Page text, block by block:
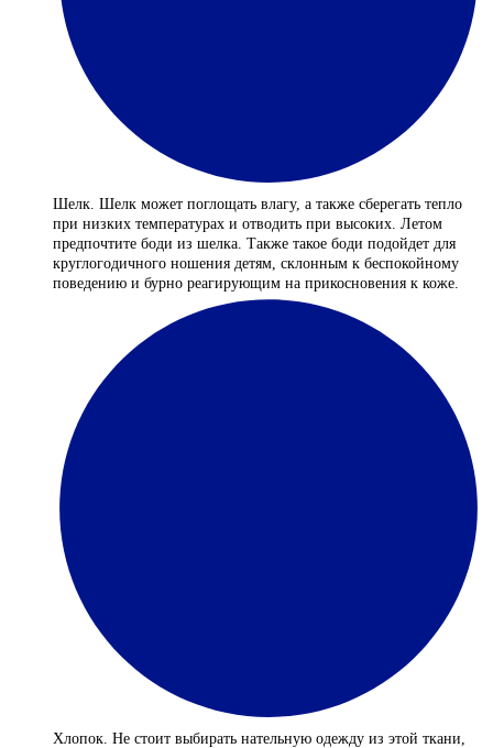
Шелк. Шелк может поглощать влагу, а также сберегать тепло
при низких температурах и отводить при высоких. Летом
предпочтите боди из шелка. Также такое боди подойдет для
круглогодичного ношения детям, склонным к беспокойному
поведению и бурно реагирующим на прикосновения к коже.
Хлопок. Не стоит выбирать нательную одежду из этой ткани,